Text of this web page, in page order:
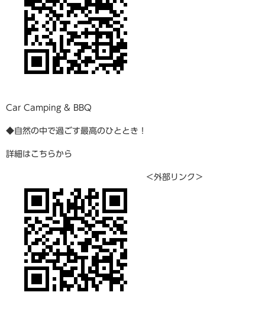
​Car Camping & BBQ
◆​自然の中で過ごす最高のひととき！​
詳細はこちらから​
＜外部リンク＞